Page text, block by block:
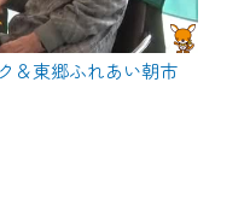
＆東郷ふれあい朝市
アルにともないメ
います。